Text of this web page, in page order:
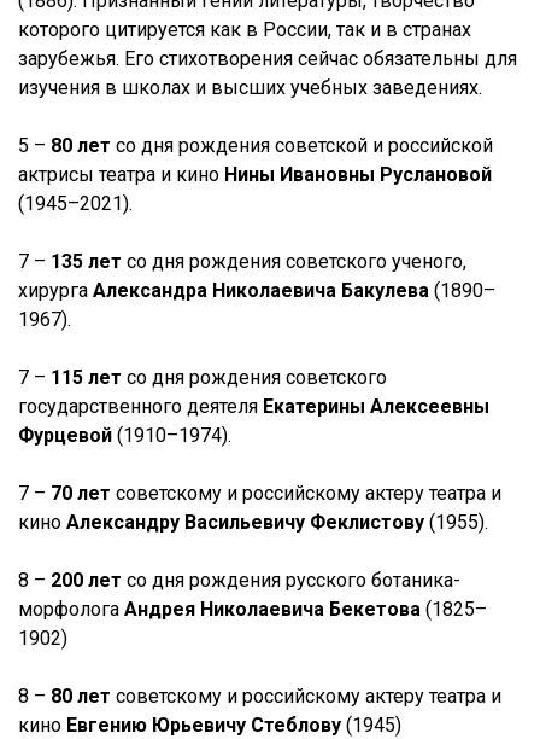
которого цитируется как в России, так и в странах
зарубежья. Его стихотворения сейчас обязательны для
изучения в школах и высших учебных заведениях.
5 – 80 лет со дня рождения советской и российской
актрисы театра и кино Нины Ивановны Руслановой
(1945–2021).
7 – 135 лет со дня рождения советского ученого,
хирурга Александра Николаевича Бакулева (1890–
1967).
7 – 115 лет со дня рождения советского
государственного деятеля Екатерины Алексеевны
Фурцевой (1910–1974).
7 – 70 лет советскому и российскому актеру театра и
кино Александру Васильевичу Феклистову (1955).
8 – 200 лет со дня рождения русского ботаника-
морфолога Андрея Николаевича Бекетова (1825–
1902)
8 – 80 лет советскому и российскому актеру театра и
кино Евгению Юрьевичу Стеблову (1945)